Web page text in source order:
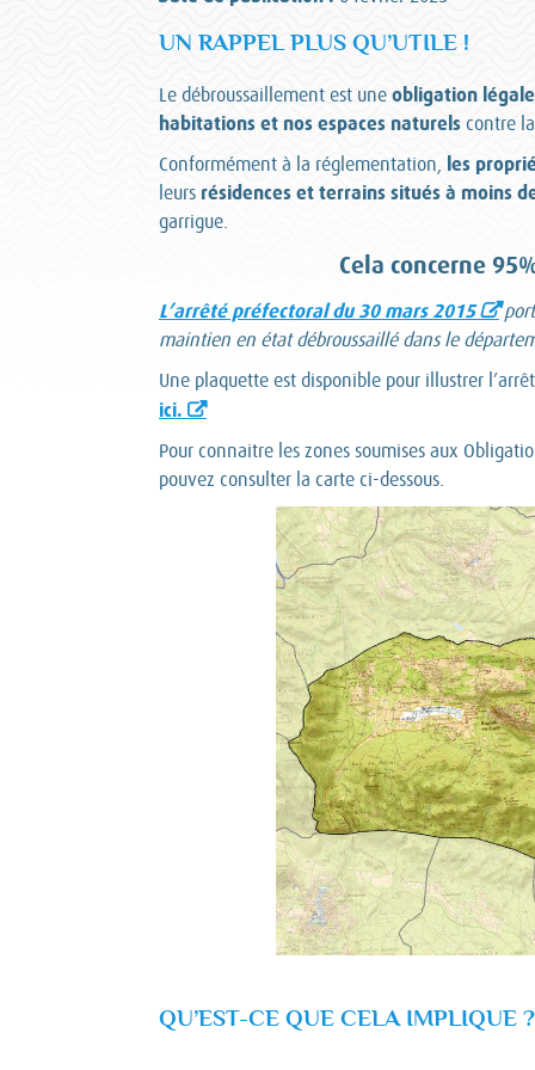
UN RAPPEL PLUS QU’UTILE !
Le débroussaillement est une obligation légale
habitations et nos espaces naturels contre
Conformément à la réglementation,
les
leurs résidences et terrains situés à moins
garrigue.
Cela concerne
L’arrêté préfectoral du 30 mars 2015
maintien en état débroussaillé dans le
Une plaquette est disponible pour illustrer
ici.
Pour connaitre les zones soumises aux
pouvez consulter la carte ci-dessous.
QU’EST-CE QUE CELA IMPLIQUE ?